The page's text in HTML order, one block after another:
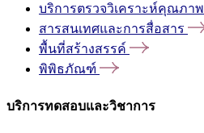
บริการตรวจวิเคราะห์คุณภาพ
สารสนเทศและการสื่อสาร
พื้นที่สร้างสรรค์
พิพิธภัณฑ์
บริการทดสอบและวิชาการ